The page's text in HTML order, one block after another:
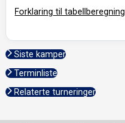
Forklaring til tabellberegning
Siste kamper
Terminliste
Relaterte turneringer